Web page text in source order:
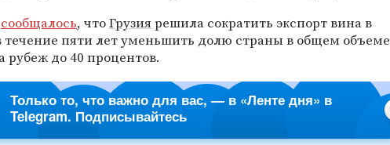
сообщалось, чтоГрузиярешила сократить экспорт вина в
течение пяти лет уменьшить долю страны в общем объеме
рубеж до 40 процентов.
Только то, что важно для вас, — в «Ленте дня» в
Telegram. Подписывайтесь